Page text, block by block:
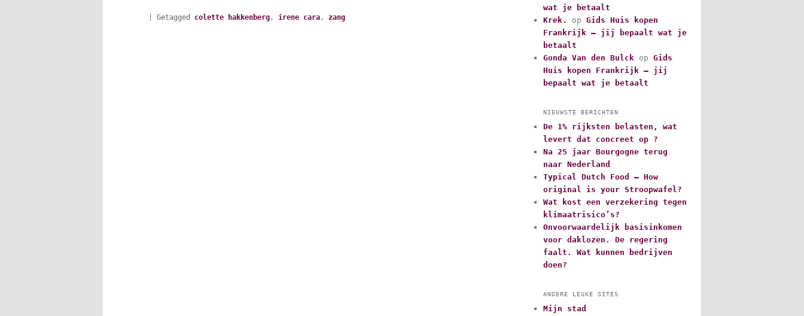
Getagged colette hakkenberg , irene cara , zang
wat je betaalt
Krek.
op Gids Huis kopen
Frankrijk – jij bepaalt wat je
betaalt
Gonda Van den Bulck op Gids
Huis kopen Frankrijk – jij
bepaalt wat je betaalt
NIEUWSTE BERICHTEN
De 1% rijksten belasten, wat
levert dat concreet op ?
Na 25 jaar Bourgogne terug
naar Nederland
Typical Dutch Food – How
original is your Stroopwafel?
Wat kost een verzekering tegen
klimaatrisico’s?
Onvoorwaardelijk basisinkomen
voor daklozen. De regering
faalt. Wat kunnen bedrijven
doen?
ANDERE LEUKE SITES
Mijn stad